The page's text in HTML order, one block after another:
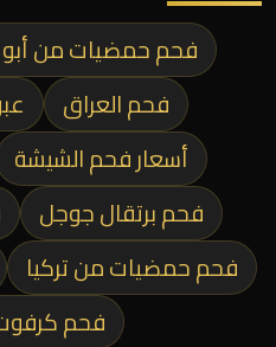
فحم حمضيات من
فحم العراق
أسعار فحم الشيشة
فحم برتقال جوجل
فحم حمضيات من تركيا
فحم